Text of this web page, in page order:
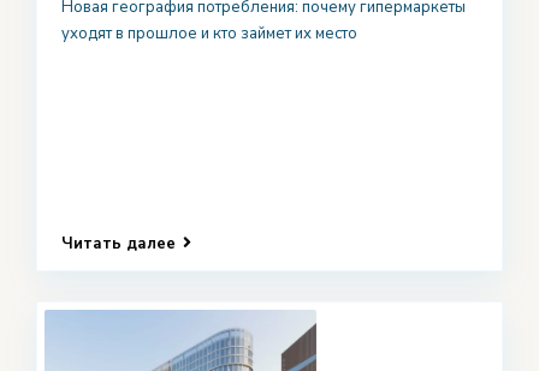
Новая география потребления: почему гипермаркеты
уходят в прошлое и кто займет их место
Читать далее